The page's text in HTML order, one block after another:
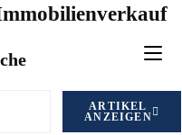
ARTIKEL
ANZEIGEN